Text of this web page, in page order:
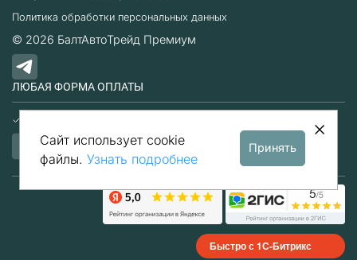
Политика обработки персональных данных
© 2026 БалтАвтоТрейд Премиум
ЛЮБАЯ ФОРМА ОПЛАТЫ
Сайт использует cookie
файлы. Узнать подробнее
Принять
Быстро с 1С-Битрикс